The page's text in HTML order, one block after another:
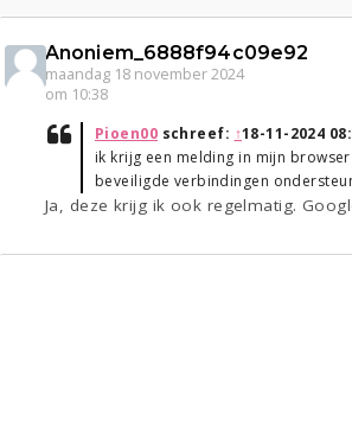
Anoniem_6888f94c09e92
maandag 18 november 2024
om 10:38
Pioen00 schreef: ↑18-11-2024
ik krijg een melding in mijn
beveiligde verbindingen
Ja, deze krijg ik ook regelmatig.